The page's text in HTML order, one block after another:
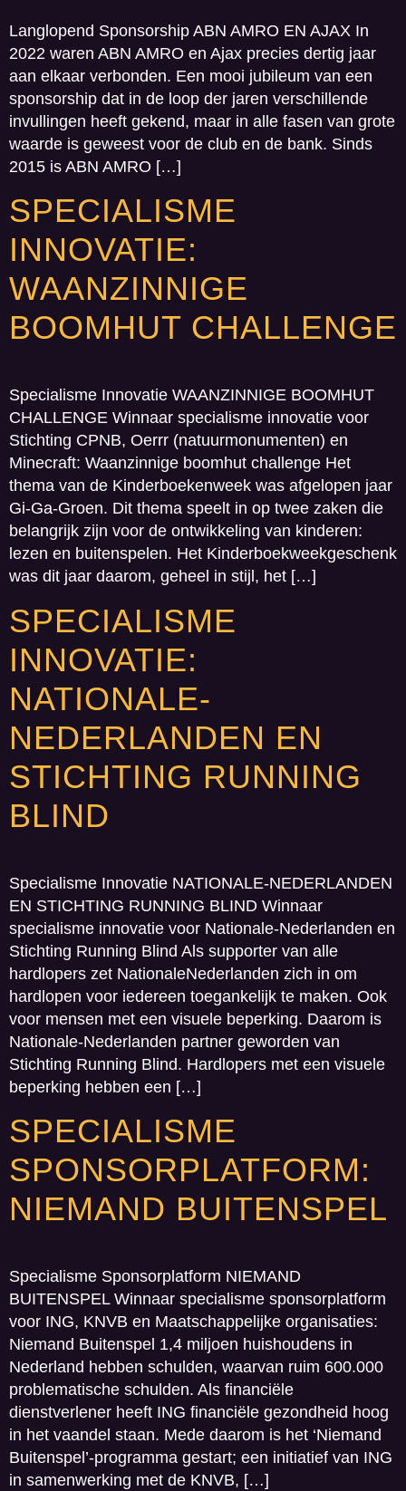
Langlopend Sponsorship ABN AMRO EN AJAX In
2022 waren ABN AMRO en Ajax precies dertig jaar
aan elkaar verbonden. Een mooi jubileum van een
sponsorship dat in de loop der jaren verschillende
invullingen heeft gekend, maar in alle fasen van grote
waarde is geweest voor de club en de bank. Sinds
2015 is ABN AMRO […]
SPECIALISME
INNOVATIE:
WAANZINNIGE
BOOMHUT CHALLENGE
Specialisme Innovatie WAANZINNIGE BOOMHUT
CHALLENGE Winnaar specialisme innovatie voor
Stichting CPNB, Oerrr (natuurmonumenten) en
Minecraft: Waanzinnige boomhut challenge Het
thema van de Kinderboekenweek was afgelopen jaar
Gi-Ga-Groen. Dit thema speelt in op twee zaken die
belangrijk zijn voor de ontwikkeling van kinderen:
lezen en buitenspelen. Het Kinderboekweekgeschenk
was dit jaar daarom, geheel in stijl, het […]
SPECIALISME
INNOVATIE:
NATIONALE-
NEDERLANDEN EN
STICHTING RUNNING
BLIND
Specialisme Innovatie NATIONALE-NEDERLANDEN
EN STICHTING RUNNING BLIND Winnaar
specialisme innovatie voor Nationale-Nederlanden en
Stichting Running Blind Als supporter van alle
hardlopers zet NationaleNederlanden zich in om
hardlopen voor iedereen toegankelijk te maken. Ook
voor mensen met een visuele beperking. Daarom is
Nationale-Nederlanden partner geworden van
Stichting Running Blind. Hardlopers met een visuele
beperking hebben een […]
SPECIALISME
SPONSORPLATFORM:
NIEMAND BUITENSPEL
Specialisme Sponsorplatform NIEMAND
BUITENSPEL Winnaar specialisme sponsorplatform
voor ING, KNVB en Maatschappelijke organisaties:
Niemand Buitenspel 1,4 miljoen huishoudens in
Nederland hebben schulden, waarvan ruim 600.000
problematische schulden. Als financiële
dienstverlener heeft ING financiële gezondheid hoog
in het vaandel staan. Mede daarom is het ‘Niemand
Buitenspel’-programma gestart; een initiatief van ING
in samenwerking met de KNVB, […]